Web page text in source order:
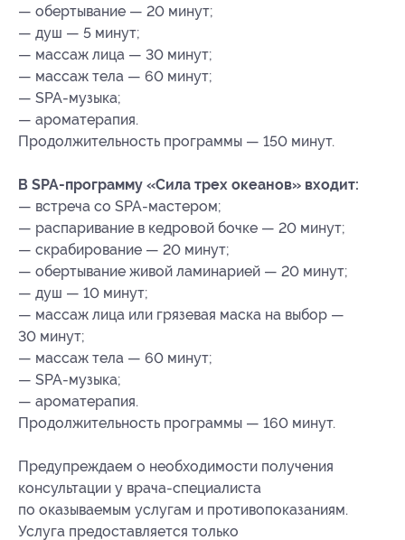
— обертывание — 20 минут;
— душ — 5 минут;
— массаж лица — 30 минут;
— массаж тела — 60 минут;
— SPA-музыка;
— ароматерапия.
Продолжительность программы — 150 минут.
В SPA-программу «Сила трех океанов» входит:
— встреча со SPA-мастером;
— распаривание в кедровой бочке — 20 минут;
— скрабирование — 20 минут;
— обертывание живой ламинарией — 20 минут;
— душ — 10 минут;
— массаж лица или грязевая маска на выбор —
30 минут;
— массаж тела — 60 минут;
— SPA-музыка;
— ароматерапия.
Продолжительность программы — 160 минут.
Предупреждаем о необходимости получения
консультации у врача-специалиста
по оказываемым услугам и противопоказаниям.
Услуга предоставляется только